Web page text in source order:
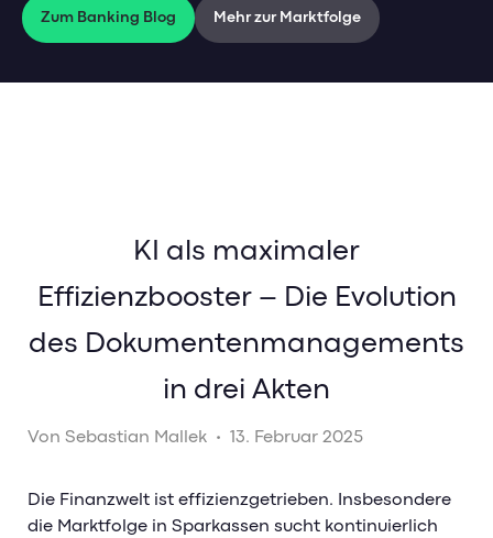
HR-Glossar
Sicherheit & Datenschutz
Kontakt
Karriere
Mitarbeiterstorys
Zum Banking Blog Mehr zur Marktfolge
KI als maximaler
Effizienzbooster – Die Evolution
des Dokumentenmanagements
in drei Akten
Von Sebastian Mallek • 13. Februar 2025
Die Finanzwelt ist effizienzgetrieben. Insbesondere
die Marktfolge in Sparkassen sucht kontinuierlich